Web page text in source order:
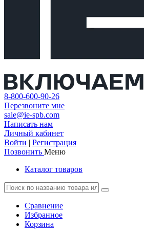
8-800-600-90-26
Перезвоните мне
sale@ie-spb.com
Написать нам
Личный кабинет
Войти | Регистрация
Позвонить Меню
Каталог товаров
Сравнение
Избранное
Корзина